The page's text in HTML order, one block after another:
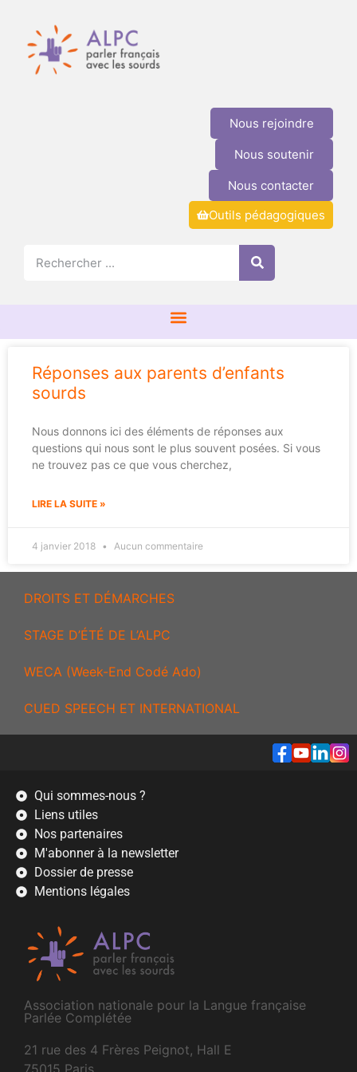
Nous rejoindre
Nous soutenir
Nous contacter
Outils pédagogiques
Réponses aux parents d’enfants
sourds
Nous donnons ici des éléments de réponses aux
questions qui nous sont le plus souvent posées. Si vous
ne trouvez pas ce que vous cherchez,
LIRE LA SUITE »
4 janvier 2018 Aucun commentaire
DROITS ET DÉMARCHES
STAGE D’ÉTÉ DE L’ALPC
WECA (Week-End Codé Ado)
CUED SPEECH ET INTERNATIONAL
Association nationale pour la Langue française
Parlée Complétée
21 rue des 4 Frères Peignot, Hall E
75015 Paris
Qui sommes-nous ?
Liens utiles
Nos partenaires
M'abonner à la newsletter
Dossier de presse
Mentions légales